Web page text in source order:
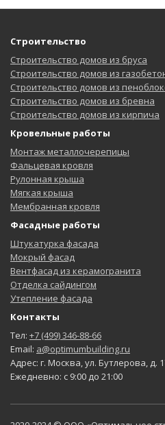
Строительство
Строительство домов из бруса
Строительство домов из
Строительство домов из
Строительство домов из бревна
Строительство домов из кирпича
Кровельные работы
Монтаж металлочерепицы
Фальцевая кровля
Рулонная крыша
Мягкая крыша
Мембранная кровля
Фасадные работы
Штукатурка фасада
Мокрый фасад
Вентфасад из керамогранита
Отделка сайдингом
Утепление фасада
Контакты
Тел: +7 (499) 346-88-66
Email: a@optimumbuilding.ru
Адрес: г. Москва, ул. Бутлерова, д.
Ежедневно: с 9:00 до 21:00